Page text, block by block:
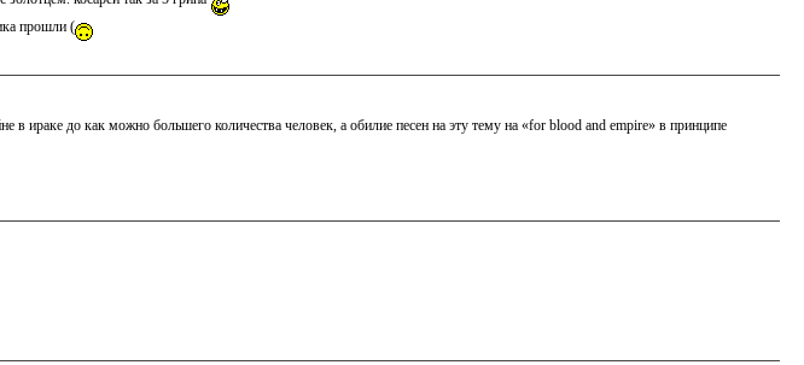
прошли (
в ираке до как можно большего количества человек, а обилие песен на эту тему на «for blood and empire» в принципе